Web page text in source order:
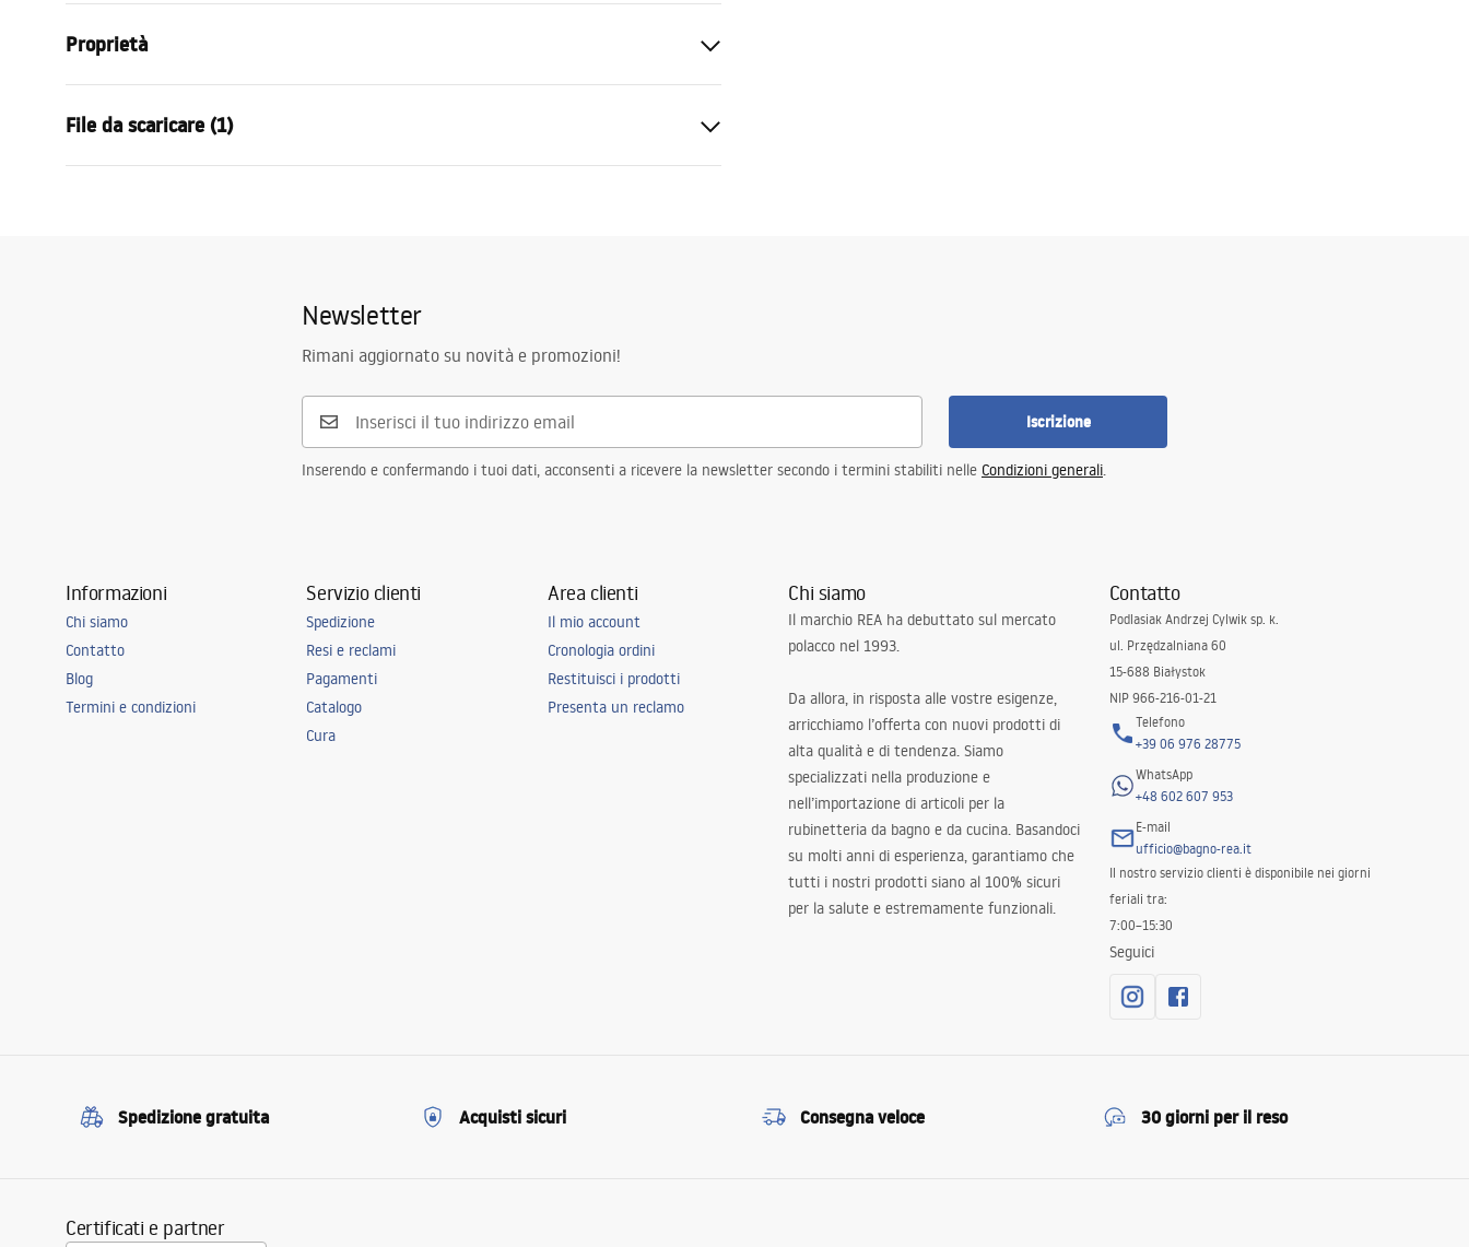
Proprietà
Modello
Pulsanti di scarico compatibili
Tipo T
SÌ
per gli altri elementi
File da scaricare (1)
Newsletter
Rimani aggiornato su novità e promozioni!
Iscrizione
Inserendo e confermando i tuoi dati, acconsenti a ricevere la newsletter secondo i termini stabiliti nelle Condizioni generali.
Informazioni
Chi siamo
Contatto
Blog
Termini e condizioni
Servizio clienti
Spedizione
Resi e reclami
Pagamenti
Catalogo
Cura
Area clienti
Il mio account
Cronologia ordini
Restituisci i prodotti
Presenta un reclamo
Chi siamo
Il marchio REA ha debuttato sul mercato
polacco nel 1993.
Da allora, in risposta alle vostre esigenze,
arricchiamo l’offerta con nuovi prodotti di
alta qualità e di tendenza. Siamo
specializzati nella produzione e
nell’importazione di articoli per la
rubinetteria da bagno e da cucina. Basandoci
su molti anni di esperienza, garantiamo che
tutti i nostri prodotti siano al 100% sicuri
per la salute e estremamente funzionali.
Contatto
Podlasiak Andrzej Cylwik sp. k.
ul. Przędzalniana 60
15-688 Białystok
NIP 966-216-01-21
Telefono
+39 06 976 28775
WhatsApp
+48 602 607 953
E-mail
ufficio@bagno-rea.it
Il nostro servizio clienti è disponibile nei giorni
feriali tra:
7:00–15:30
Seguici
Spedizione gratuita Acquisti sicuri Consegna veloce 30 giorni per il reso
Certificati e partner